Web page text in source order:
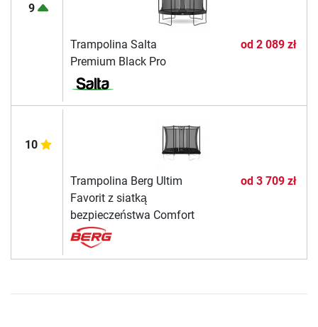
9
Trampolina Salta
Premium Black Pro
od 2 089 zł
10
Trampolina Berg Ultim
Favorit z siatką
bezpieczeństwa Comfort
od 3 709 zł